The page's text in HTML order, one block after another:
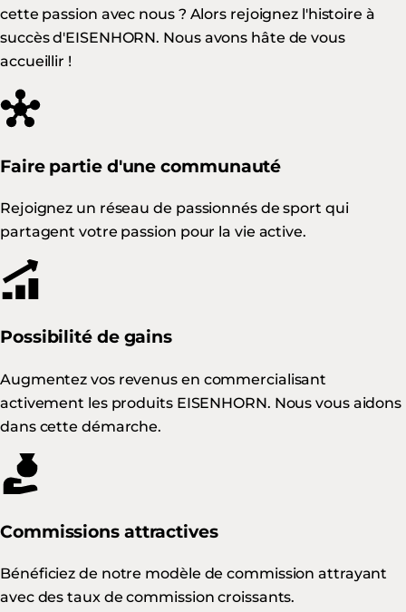
cette passion avec nous ? Alors rejoignez l'histoire à
succès d'EISENHORN. Nous avons hâte de vous
accueillir !
Faire partie d'une communauté
Rejoignez un réseau de passionnés de sport qui
partagent votre passion pour la vie active.
Possibilité de gains
Augmentez vos revenus en commercialisant
activement les produits EISENHORN. Nous vous aidons
dans cette démarche.
Commissions attractives
Bénéficiez de notre modèle de commission attrayant
avec des taux de commission croissants.